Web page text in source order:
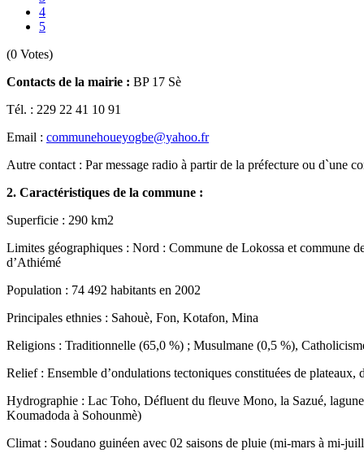
4
5
(0 Votes)
Contacts de la mairie : BP 17 Sè
Tél. : 229 22 41 10 91
Email : communehoueyogbe@yahoo.fr
Autre contact : Par message radio à partir de la préfecture ou d`une
2. Caractéristiques de la commune :
Superficie : 290 km2
Limites géographiques : Nord : Commune de Lokossa et commune
d’Athiémé
Population : 74 492 habitants en 2002
Principales ethnies : Sahouè, Fon, Kotafon, Mina
Religions : Traditionnelle (65,0 %) ; Musulmane (0,5 %),
Relief : Ensemble d’ondulations tectoniques constituées de plateaux,
Hydrographie : Lac Toho, Défluent du fleuve Mono, la Sazué,
Koumadoda à Sohounmè)
Climat : Soudano guinéen avec 02 saisons de pluie (mi-mars à mi-